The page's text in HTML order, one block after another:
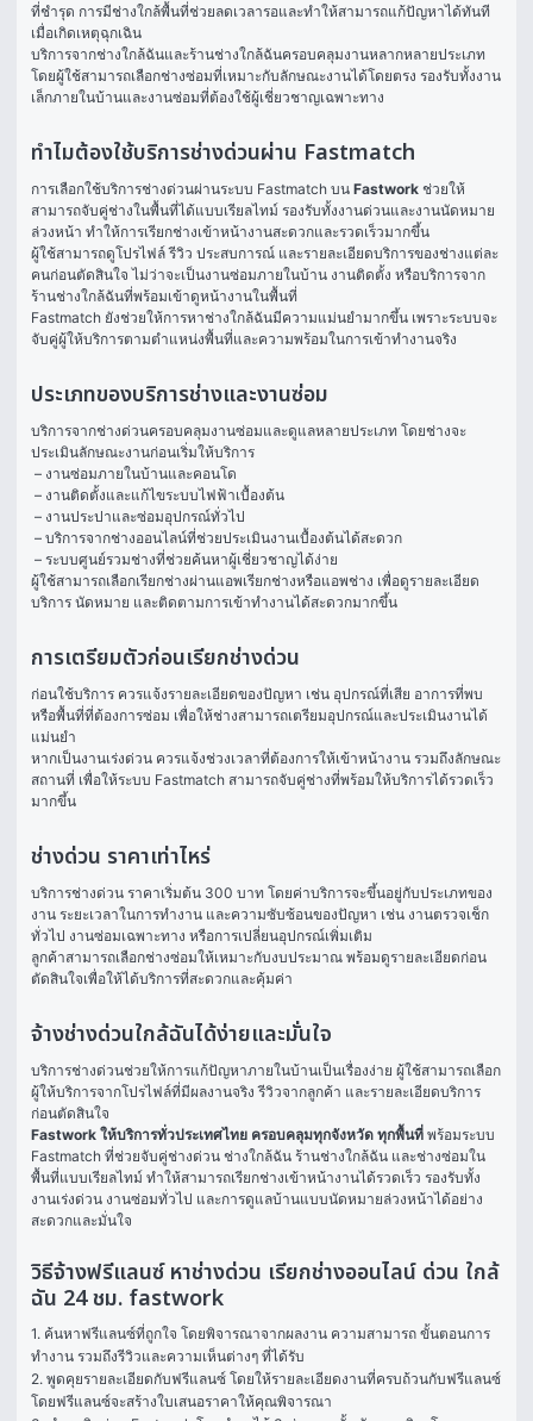
ที่ชำรุด การมีช่างใกล้พื้นที่ช่วยลดเวลารอและทำให้สามารถแก้ปัญหาได้ทันที
เมื่อเกิดเหตุฉุกเฉิน
บริการจากช่างใกล้ฉันและร้านช่างใกล้ฉันครอบคลุมงานหลากหลายประเภท
โดยผู้ใช้สามารถเลือกช่างซ่อมที่เหมาะกับลักษณะงานได้โดยตรง รองรับทั้งงาน
เล็กภายในบ้านและงานซ่อมที่ต้องใช้ผู้เชี่ยวชาญเฉพาะทาง
ทำไมต้องใช้บริการช่างด่วนผ่าน Fastmatch
การเลือกใช้บริการช่างด่วนผ่านระบบ Fastmatch บน Fastwork ช่วยให้
สามารถจับคู่ช่างในพื้นที่ได้แบบเรียลไทม์ รองรับทั้งงานด่วนและงานนัดหมาย
ล่วงหน้า ทำให้การเรียกช่างเข้าหน้างานสะดวกและรวดเร็วมากขึ้น
ผู้ใช้สามารถดูโปรไฟล์ รีวิว ประสบการณ์ และรายละเอียดบริการของช่างแต่ละ
คนก่อนตัดสินใจ ไม่ว่าจะเป็นงานซ่อมภายในบ้าน งานติดตั้ง หรือบริการจาก
ร้านช่างใกล้ฉันที่พร้อมเข้าดูหน้างานในพื้นที่
Fastmatch ยังช่วยให้การหาช่างใกล้ฉันมีความแม่นยำมากขึ้น เพราะระบบจะ
จับคู่ผู้ให้บริการตามตำแหน่งพื้นที่และความพร้อมในการเข้าทำงานจริง
ประเภทของบริการช่างและงานซ่อม
บริการจากช่างด่วนครอบคลุมงานซ่อมและดูแลหลายประเภท โดยช่างจะ
ประเมินลักษณะงานก่อนเริ่มให้บริการ
– งานซ่อมภายในบ้านและคอนโด
– งานติดตั้งและแก้ไขระบบไฟฟ้าเบื้องต้น
– งานประปาและซ่อมอุปกรณ์ทั่วไป
– บริการจากช่างออนไลน์ที่ช่วยประเมินงานเบื้องต้นได้สะดวก
– ระบบศูนย์รวมช่างที่ช่วยค้นหาผู้เชี่ยวชาญได้ง่าย
ผู้ใช้สามารถเลือกเรียกช่างผ่านแอพเรียกช่างหรือแอพช่าง เพื่อดูรายละเอียด
บริการ นัดหมาย และติดตามการเข้าทำงานได้สะดวกมากขึ้น
การเตรียมตัวก่อนเรียกช่างด่วน
ก่อนใช้บริการ ควรแจ้งรายละเอียดของปัญหา เช่น อุปกรณ์ที่เสีย อาการที่พบ
หรือพื้นที่ที่ต้องการซ่อม เพื่อให้ช่างสามารถเตรียมอุปกรณ์และประเมินงานได้
แม่นยำ
หากเป็นงานเร่งด่วน ควรแจ้งช่วงเวลาที่ต้องการให้เข้าหน้างาน รวมถึงลักษณะ
สถานที่ เพื่อให้ระบบ Fastmatch สามารถจับคู่ช่างที่พร้อมให้บริการได้รวดเร็ว
มากขึ้น
ช่างด่วน ราคาเท่าไหร่
บริการช่างด่วน ราคาเริ่มต้น 300 บาท โดยค่าบริการจะขึ้นอยู่กับประเภทของ
งาน ระยะเวลาในการทำงาน และความซับซ้อนของปัญหา เช่น งานตรวจเช็ก
ทั่วไป งานซ่อมเฉพาะทาง หรือการเปลี่ยนอุปกรณ์เพิ่มเติม
ลูกค้าสามารถเลือกช่างซ่อมให้เหมาะกับงบประมาณ พร้อมดูรายละเอียดก่อน
ตัดสินใจเพื่อให้ได้บริการที่สะดวกและคุ้มค่า
จ้างช่างด่วนใกล้ฉันได้ง่ายและมั่นใจ
บริการช่างด่วนช่วยให้การแก้ปัญหาภายในบ้านเป็นเรื่องง่าย ผู้ใช้สามารถเลือก
ผู้ให้บริการจากโปรไฟล์ที่มีผลงานจริง รีวิวจากลูกค้า และรายละเอียดบริการ
ก่อนตัดสินใจ
Fastwork ให้บริการทั่วประเทศไทย ครอบคลุมทุกจังหวัด ทุกพื้นที่ พร้อมระบบ
Fastmatch ที่ช่วยจับคู่ช่างด่วน ช่างใกล้ฉัน ร้านช่างใกล้ฉัน และช่างซ่อมใน
พื้นที่แบบเรียลไทม์ ทำให้สามารถเรียกช่างเข้าหน้างานได้รวดเร็ว รองรับทั้ง
งานเร่งด่วน งานซ่อมทั่วไป และการดูแลบ้านแบบนัดหมายล่วงหน้าได้อย่าง
สะดวกและมั่นใจ
วิธีจ้างฟรีแลนซ์ หาช่างด่วน เรียกช่างออนไลน์ ด่วน ใกล้
ฉัน 24 ชม. fastwork
1. ค้นหาฟรีแลนซ์ที่ถูกใจ โดยพิจารณาจากผลงาน ความสามารถ ขั้นตอนการ
ทำงาน รวมถึงรีวิวและความเห็นต่างๆ ที่ได้รับ
2. พูดคุยรายละเอียดกับฟรีแลนซ์ โดยให้รายละเอียดงานที่ครบถ้วนกับฟรีแลนซ์
โดยฟรีแลนซ์จะสร้างใบเสนอราคาให้คุณพิจารณา